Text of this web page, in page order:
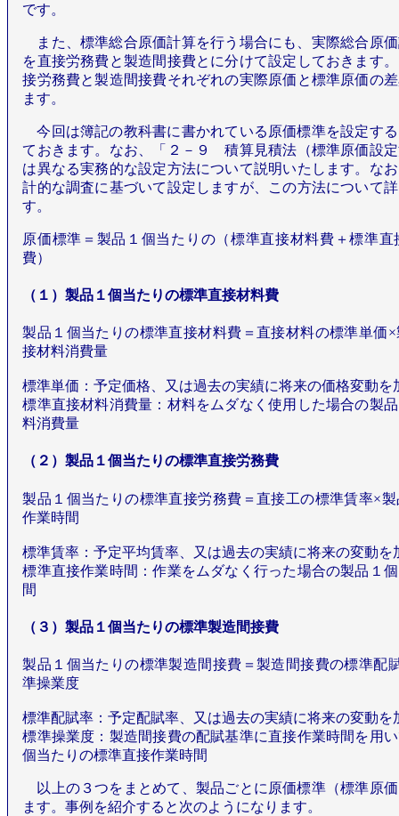
です。
また、標準総合原価計算を行う場合にも、実際総合原
を直接労務費と製造間接費とに分けて設定しておきます
接労務費と製造間接費それぞれの実際原価と標準原価の
ます。
今回は簿記の教科書に書かれている原価標準を設定す
ておきます。なお、「２－９ 積算見積法（標準原価設
は異なる実務的な設定方法について説明いたします。な
計的な調査に基づいて設定しますが、この方法について
す。
原価標準＝製品１個当たりの（標準直接材料費＋標準
費）
（１）製品１個当たりの標準直接材料費
製品１個当たりの標準直接材料費＝直接材料の標準単価
接材料消費量
標準単価：予定価格、又は過去の実績に将来の価格変動
標準直接材料消費量：材料をムダなく使用した場合の製
料消費量
（２）製品１個当たりの標準直接労務費
製品１個当たりの標準直接労務費＝直接工の標準賃率×
作業時間
標準賃率：予定平均賃率、又は過去の実績に将来の変動
標準直接作業時間：作業をムダなく行った場合の製品１
間
（３）製品１個当たりの標準製造間接費
製品１個当たりの標準製造間接費＝製造間接費の標準配
準操業度
標準配賦率：予定配賦率、又は過去の実績に将来の変動を
標準操業度：製造間接費の配賦基準に直接作業時間を用
個当たりの標準直接作業時間
以上の３つをまとめて、製品ごとに原価標準（標準原
ます。事例を紹介すると次のようになります。